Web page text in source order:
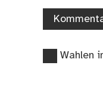
Vorheriger
Wahlen